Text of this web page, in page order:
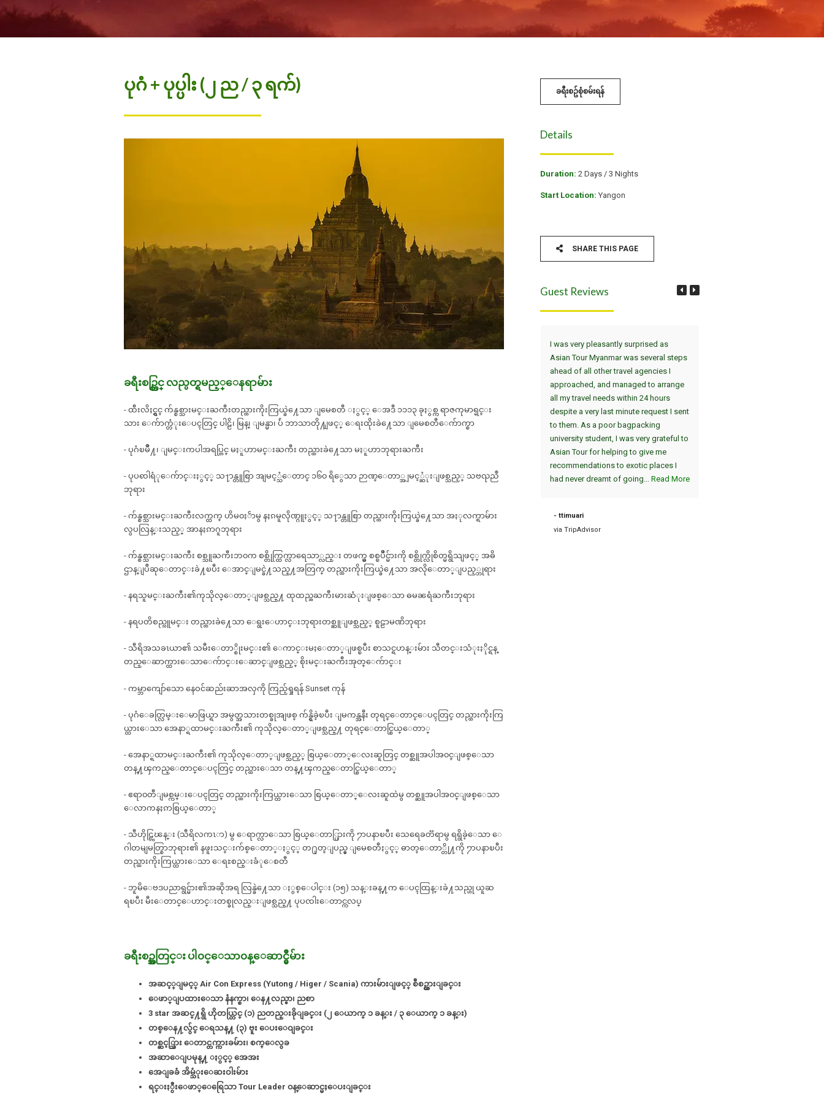
ပုဂံ + ပုပ္ပါး (၂ ည / ၃ ရက်)
ခရီးစဥ္တြင္ လည္ပတ္ရမည့္ေနရာမ်ား
- ထီးလိႈင္ရွင္ က်န္စစ္သားမင္းႀကီးတည္ထားကိုးကြယ္ခဲ႔ေသာ ျမေစတီ ႏွင့္ ေအဒီ ၁၁၁၃ ခုႏွစ္က ရာဇကုမာရ္မင္း
သား ေက်ာက္တံုးေပၚတြင္ ပါဠိ၊ မြန္၊ ျမန္မာ၊ ပ်ဴ ဘာသာတို႔ျဖင့္ ေရးထိုးခဲ႔ေသာ ျမေစတီေက်ာက္စာ
- ပုဂံၿမိဳ႔၊ ျမင္းကပါအရပ္တြင္ မႏူဟာမင္းႀကီး တည္ထားခဲ႔ေသာ မႏူဟာဘုရားႀကီး
- ပုပၹါရံုေက်ာင္းႏွင့္ သ႑ာန္တူစြာ အျမင့္သံေတာင္ ၁၆၀ ရိွေသာ ဉာဏ္ေတာ္အျမင့္ဆံုးျဖစ္သည့္ သဗၺညဳ
ဘုရား
- က်န္စစ္သားမင္းႀကီးလက္ထက္ ဟိမ၀ႏၲာမွ နႏၵမူလိုဏ္ဂူႏွင့္ သ႑ာန္တူစြာ တည္ထားကိုးကြယ္ခဲ႔ေသာ အႏုလက္ရာမ်ား
လွပလြန္းသည့္ အာနႏၵာဂူဘုရား
- က်န္စစ္သားမင္းႀကီး စစ္သူႀကီးဘ၀က စစ္တိုက္ထြက္လာရေသာ္လည္း တဖက္မွ စစ္ၿပိဳင္မ်ားကို စစ္တိုက္လိုစိတ္မရွိသျဖင့္ အဓိ
ဌာန္ျပဳဆုေတာင္းခဲ႔ၿပီး ေအာင္ျမင္ခဲ႔သည္႔အတြက္ တည္ထားကိုးကြယ္ခဲ႔ေသာ အလိုေတာ္ျပည့္ဘုရား
- နရသူမင္းႀကီး၏ကုသိုလ္ေတာ္ျဖစ္သည္႔ ထုထည္အႀကီးမားဆံုးျဖစ္ေသာ ဓမၼရံႀကီးဘုရား
- နရပတိစည္သူမင္း တည္ထားခဲ႔ေသာ ေရွးေဟာင္းဘုရားတစ္ဆူျဖစ္သည့္ စူဠာမဏိဘုရား
- သီရိအသခၤယာ၏ သမီးေတာ္စိုးမင္း၏ ေကာင္းမႈေတာ္ျဖစ္ၿပီး စာသင္ရဟန္းမ်ား သီတင္းသံုးႏိုင္ရန္
တည္ေဆာက္ထားေသာေက်ာင္းေဆာင္ျဖစ္သည့္ စိုးမင္းႀကီးအုတ္ေက်ာင္း
- ကမ္ဘာကျော်သော နေဝင်ဆည်းဆာအလှကို ကြည့်ရှုရန် Sunset ကုန်
- ပုဂံေခတ္လြမ္းေမာဖြယ္ရာ အမွတ္အသားတစ္ခုအျဖစ္ က်န္ရွိခဲ့ၿပီး ျမကန္အနီး တုရင္ေတာင္ေပၚတြင္ တည္ထားကိုးကြ
ယ္ထားေသာ အေနာ္ရထာမင္းႀကီး၏ ကုသိုလ္ေတာ္ျဖစ္သည္႔ တုရင္ေတာင္စြယ္ေတာ္
- အေနာ္ရထာမင္းႀကီး၏ ကုသိုလ္ေတာ္ျဖစ္သည့္ စြယ္ေတာ္ေလးဆူတြင္ တစ္ဆူအပါအ၀င္ျဖစ္ေသာ
တန္႔ၾကည္ေတာင္ေပၚတြင္ တည္ထားေသာ တန္႔ၾကည္ေတာင္စြယ္ေတာ္
- ဧရာ၀တီျမစ္ကမ္းေပၚတြင္ တည္ထားကိုးကြယ္ထားေသာ စြယ္ေတာ္ေလးဆူထဲမွ တစ္ဆူအပါအ၀င္ျဖစ္ေသာ
ေလာကနႏၵာစြယ္ေတာ္
- သီဟိုဠ္ကြၽန္း (သီရိလကၤာ) မွ ေရာက္လာေသာ စြယ္ေတာ္ပြားကို ႒ာပနာၿပီး သေရေခတၱရာမွ ရရွိခဲ့ေသာ ေ
ဂါတမျမတ္စြာဘုရား၏ နဖူးသင္းက်စ္ေတာ္ႏွင့္ တ႐ုတ္ျပည္မွ ျမေစတီႏွင့္ ဓာတ္ေတာ္တို႔ကို ႒ာပနာၿပီး
တည္ထားကိုးကြယ္ထားေသာ ေရႊစည္းခံုေစတီ
- ဘူမိေဗဒပညာရွင္မ်ား၏အဆိုအရ လြန္ခဲ႔ေသာ ႏွစ္ေပါင္း (၁၅) သန္းခန္႔က ေပၚထြန္းခဲ႔သည္ဟု ယူဆ
ရၿပီး မီးေတာင္ေဟာင္းတစ္ခုလည္းျဖစ္သည္႔ ပုပၸါးေတာင္ကလပ္
ခရီးစဥ္အတြင္း ပါ၀င္ေသာ၀န္ေဆာင္မွဳမ်ား
အဆင့္ျမင့္ Air Con Express (Yutong / Higer / Scania) ကားမ်ားျဖင့္ စီစဥ္ထားျခင္း
ေဖာ္ျပထားေသာ နံနက္စာ၊ ေန႔လည္စာ၊ ညစာ
3 star အဆင္႔ရွိ ဟိုတယ္တြင္ (၁) ညတည္းခိုျခင္း (၂ ေယာက္ ၁ ခန္း / ၃ ေယာက္ ၁ ခန္း)
တစ္ေန႔လွ်င္ ေရသန္႔ (၃) ဗူး ေပးေဝျခင္း
တစ္ဆင့္သြား ေတာင္တက္ကားခမ်ား၊ စက္ေလွခ
အဆာေျပမုန္႔ ႏွင့္ အေအး
အေျခခံ အိမ္သံုးေဆးဝါးမ်ား
ရင္းႏွီးေဖာ္ေရြေသာ Tour Leader ၀န္ေဆာင္မႈေပးျခင္း
ခရီးစဥ်စုံစမ်းရန်
Details
Duration: 2 Days / 3 Nights
Start Location: Yangon
SHARE THIS PAGE
Guest Reviews
Eight years of highest quality service.
and accommodation arrangements
according to our requirements.
via TripAdvisor
I was very pleasantly surprised as
Asian Tour Myanmar was several steps
ahead of all other travel agencies I
approached, and managed to arrange
all my travel needs within 24 hours
despite a very last minute request I sent
to them. As a poor bagpacking
university student, I was very grateful to
Asian Tour for helping to give me
recommendations to exotic places I
had never dreamt of going... Read More
- ttimuari
via TripAdvisor